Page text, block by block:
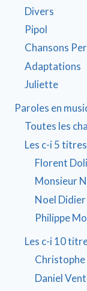
Divers
Pipol
Chansons
Adaptations
Juliette
Paroles en
Toutes les
Les c-i 5
Florent
Monsieur
Noel Didier
Philippe
Les c-i 10
Christophe
Daniel